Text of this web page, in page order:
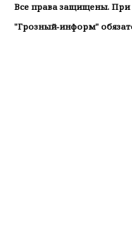
Все права защищены. При
"Грозный-информ"